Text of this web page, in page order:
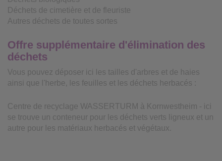
Déchets de cimetière et de fleuriste
Autres déchets de toutes sortes
Offre supplémentaire d'élimination des
déchets
Vous pouvez déposer ici les tailles d'arbres et de haies
ainsi que l'herbe, les feuilles et les déchets herbacés :
Centre de recyclage WASSERTURM à Kornwestheim - ici
se trouve un conteneur pour les déchets verts ligneux et un
autre pour les matériaux herbacés et végétaux.